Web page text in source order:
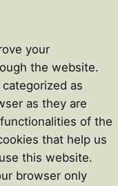
your
the website.
as
as they are
of the
that help us
this website.
browser only